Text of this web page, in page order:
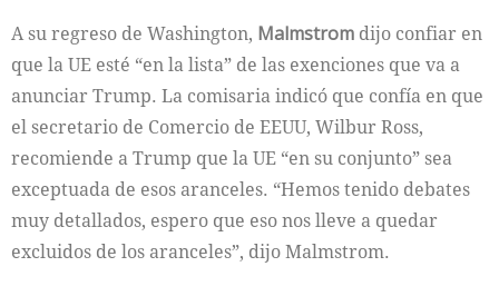
A su regreso de Washington, Malmstrom dijo confiar en
que la UE esté “en la lista” de las exenciones que va a
anunciar Trump. La comisaria indicó que confía en que
el secretario de Comercio de EEUU, Wilbur Ross,
recomiende a Trump que la UE “en su conjunto” sea
exceptuada de esos aranceles. “Hemos tenido debates
muy detallados, espero que eso nos lleve a quedar
excluidos de los aranceles”, dijo Malmstrom.